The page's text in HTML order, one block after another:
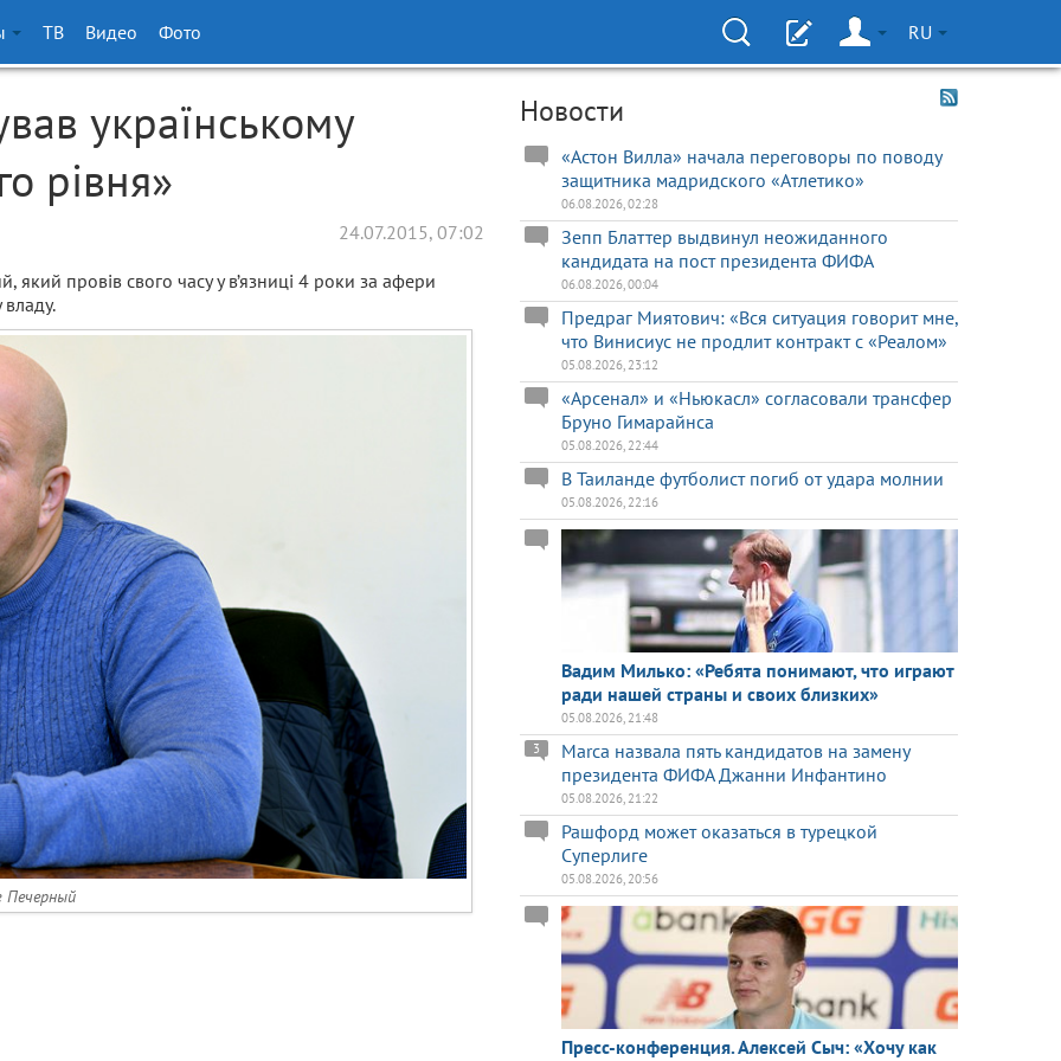
ТВ Видео Фото RU
українському
рівня»
24.07.2015, 07:02
який провів свого часу у в’язниці 4 роки за афери
Печерный
Новости
«Астон Вилла» начала переговоры по поводу
защитника мадридского «Атлетико»
06.08.2026, 02:28
Зепп Блаттер выдвинул неожиданного
кандидата на пост президента ФИФА
06.08.2026, 00:04
Предраг Миятович: «Вся ситуация говорит мне,
что Винисиус не продлит контракт с «Реалом»
05.08.2026, 23:12
«Арсенал» и «Ньюкасл» согласовали трансфер
Бруно Гимарайнса
05.08.2026, 22:44
В Таиланде футболист погиб от удара молнии
05.08.2026, 22:16
Вадим Милько: «Ребята понимают, что играют
ради нашей страны и своих близких»
05.08.2026, 21:48
Marca назвала пять кандидатов на замену
президента ФИФА Джанни Инфантино
3
05.08.2026, 21:22
Рашфорд может оказаться в турецкой
Суперлиге
05.08.2026, 20:56
Пресс-конференция. Алексей Сыч: «Хочу как